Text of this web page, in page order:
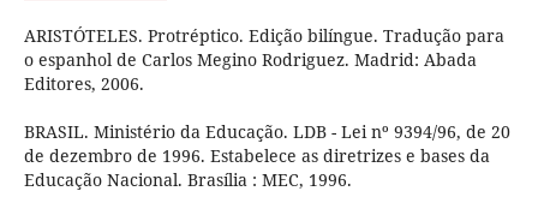
ARISTÓTELES. Protréptico. Edição bilíngue. Tradução para
o espanhol de Carlos Megino Rodriguez. Madrid: Abada
Editores, 2006.
BRASIL. Ministério da Educação. LDB - Lei nº 9394/96, de 20
de dezembro de 1996. Estabelece as diretrizes e bases da
Educação Nacional. Brasília : MEC, 1996.